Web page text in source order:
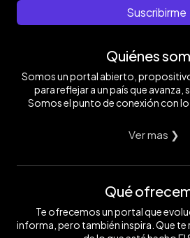
Suscribirme
Quiénes
Somos un portal abierto,
para reflejar a un país que avanza,
Somos el punto de conexión con lo
Ver mas ❯
Qué
Te ofrecemos un portal que
informa, pero también inspira. Que